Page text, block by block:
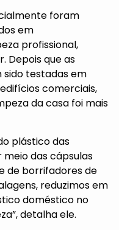
foram
em
profissional,
Depois que as
sido testadas em
comerciais,
da casa foi mais
plástico das
meio das cápsulas
de borrifadores de
reduzimos em
doméstico no
detalha ele.